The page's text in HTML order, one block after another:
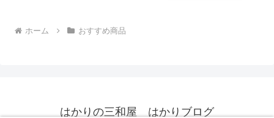
ホーム おすすめ商品
はかりの三和屋 はかりブログ